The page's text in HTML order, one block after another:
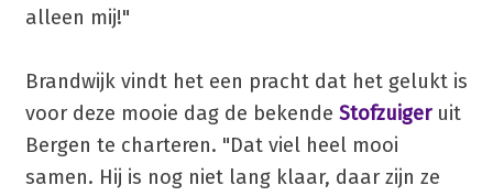
alleen mij!"
Brandwijk vindt het een pracht dat het gelukt is
voor deze mooie dag de bekende Stofzuigeruit
Bergen te charteren. "Dat viel heel mooi
samen. Hij is nog niet lang klaar, daar zijn ze